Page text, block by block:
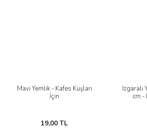
Mavi Yemlik - Kafes Kuşları
İçin
19,00 TL
Izgaralı
cm -